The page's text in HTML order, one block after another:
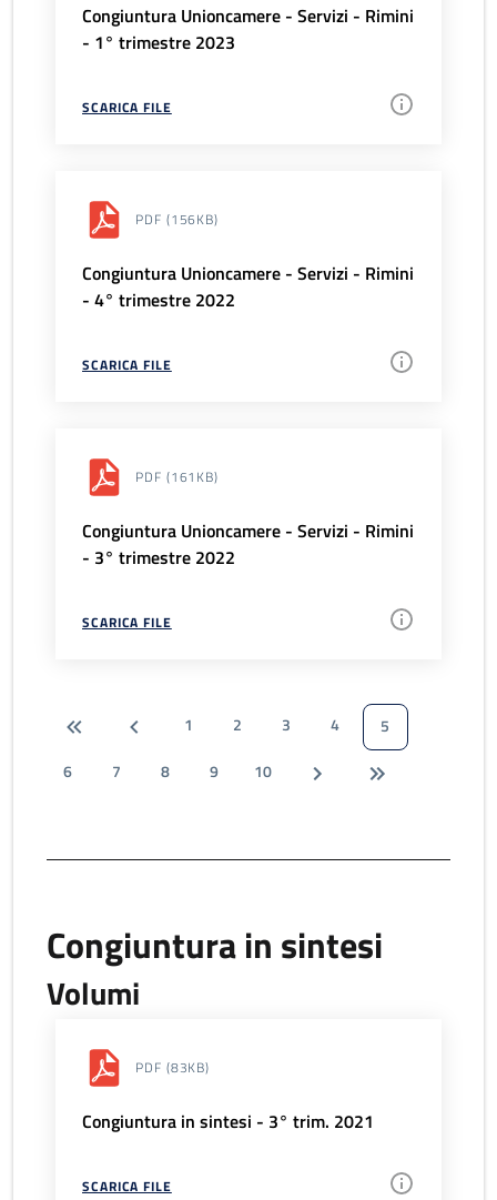
Congiuntura Unioncamere - Servizi - Rimini
- 1° trimestre 2023
SCARICA FILE
PDF (156KB)
Congiuntura Unioncamere - Servizi - Rimini
- 4° trimestre 2022
SCARICA FILE
PDF (161KB)
Congiuntura Unioncamere - Servizi - Rimini
- 3° trimestre 2022
SCARICA FILE
1 2 3 4
5
6
7 8 9 10
Congiuntura in sintesi
Volumi
PDF (83KB)
Congiuntura in sintesi - 3° trim. 2021
SCARICA FILE